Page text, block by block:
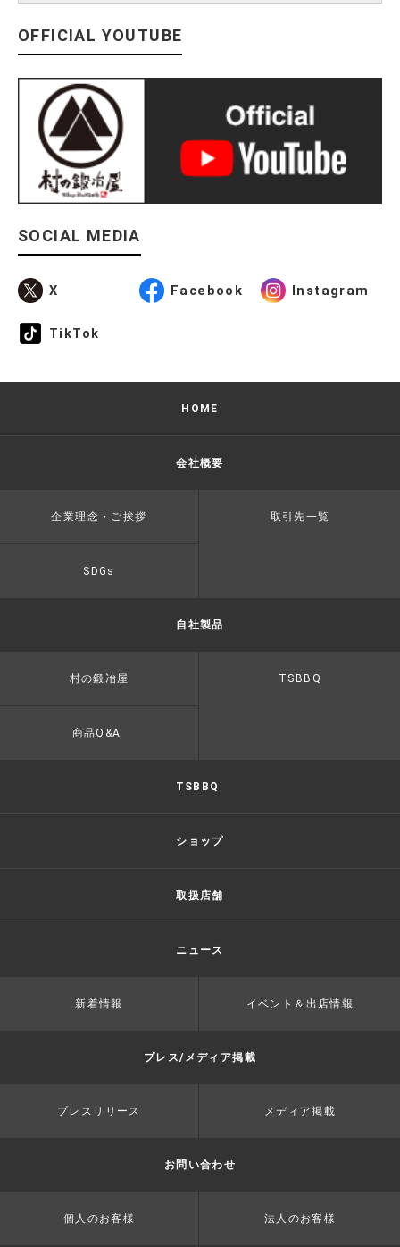
OFFICIAL YOUTUBE
SOCIAL MEDIA
X Facebook Instagram
TikTok
HOME
会社概要
企業理念・ご挨拶 取引先一覧
SDGs
自社製品
村の鍛冶屋 TSBBQ
商品Q&A
TSBBQ
ショップ
取扱店舗
ニュース
新着情報 イベント＆出店情報
プレス/メディア掲載
プレスリリース メディア掲載
お問い合わせ
個人のお客様 法人のお客様